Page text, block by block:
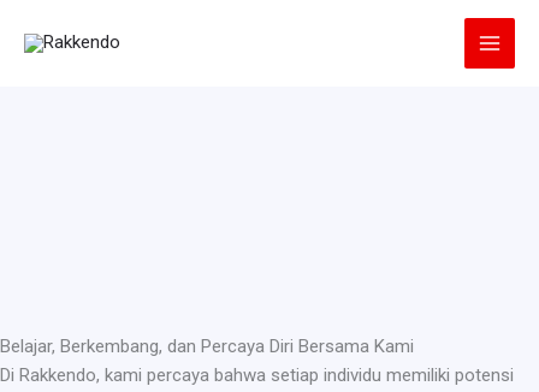
Belajar, Berkembang, dan Percaya Diri Bersama Kami
Di Rakkendo, kami percaya bahwa setiap individu memiliki potensi